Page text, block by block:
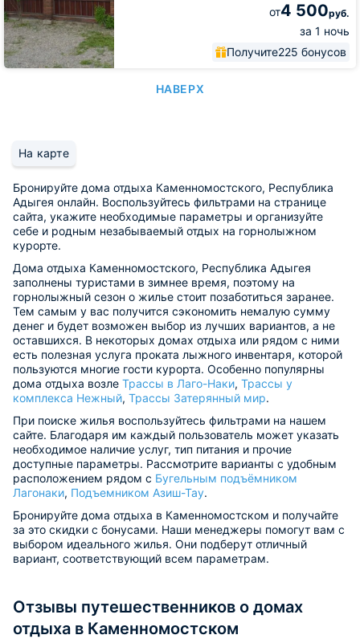
от4 500руб.
за 1 ночь
Получите225 бонусов
НАВЕРХ
На карте
Бронируйте дома отдыха Каменномостского, Республика
Адыгея онлайн. Воспользуйтесь фильтрами на странице
сайта, укажите необходимые параметры и организуйте
себе и родным незабываемый отдых на горнолыжном
курорте.
Дома отдыха Каменномостского, Республика Адыгея
заполнены туристами в зимнее время, поэтому на
горнолыжный сезон о жилье стоит позаботиться заранее.
Тем самым у вас получится сэкономить немалую сумму
денег и будет возможен выбор из лучших вариантов, а не
оставшихся. В некоторых домах отдыха или рядом с ними
есть полезная услуга проката лыжного инвентаря, которой
пользуются многие гости курорта. Особенно популярны
дома отдыха возле Трассы в Лаго-Наки, Трассы у
комплекса Нежный, Трассы Затерянный мир.
При поиске жилья воспользуйтесь фильтрами на нашем
сайте. Благодаря им каждый пользователь может указать
необходимое наличие услуг, тип питания и прочие
доступные параметры. Рассмотрите варианты с удобным
расположением рядом с Бугельным подъёмником
Лагонаки, Подъемником Азиш-Тау.
Бронируйте дома отдыха в Каменномостском и получайте
за это скидки с бонусами. Наши менеджеры помогут вам с
выбором идеального жилья. Они подберут отличный
вариант, соответствующий всем параметрам.
Отзывы путешественников о домах
отдыха в Каменномостском